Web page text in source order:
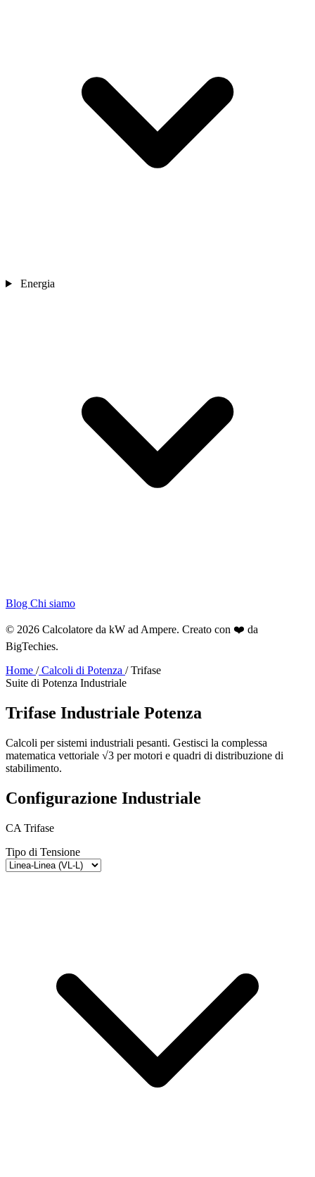
Energia
Blog Chi siamo
© 2026 Calcolatore da kW ad Ampere. Creato con ❤️ da
BigTechies.
Home /Calcoli di Potenza /Trifase
Suite di Potenza Industriale
Trifase Industriale Potenza
Calcoli per sistemi industriali pesanti. Gestisci la complessa
matematica vettoriale √3 per motori e quadri di distribuzione di
stabilimento.
Configurazione Industriale
CA Trifase
Tipo di Tensione